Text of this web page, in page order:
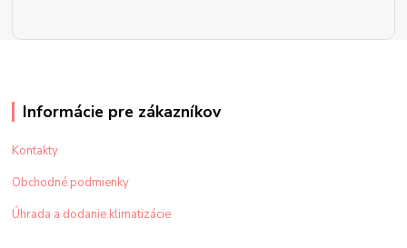
Informácie pre zákazníkov
Kontakty
Obchodné podmienky
Úhrada a dodanie klimatizácie